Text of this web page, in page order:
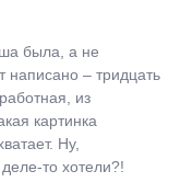
была, а не
– тридцать
из
картинка
Ну,
то хотели?!